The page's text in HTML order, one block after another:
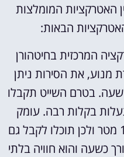
האטרקציות המומלצות
הבאות:
המרכזית בחיטהורן
מנוע, את הסירות ניתן
בטרם השייט תקבלו
בקלות רבה. עומק
המים בתעלות אינו עולה על 1 מטר ולכן תוכלו לקבל גם
כשעה והוא חוויה בלתי